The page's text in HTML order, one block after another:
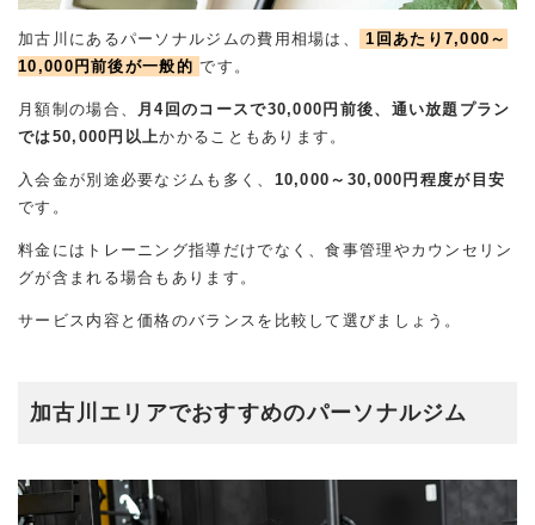
加古川にあるパーソナルジムの費用相場は、
1回あたり7,000～
10,000円前後が一般的 です。
月額制の場合、
月4回のコースで30,000円前後、通い放題プラン
では50,000円以上かかることもあります。
入会金が別途必要なジムも多く、 10,000～30,000円程度が目安
です。
料金にはトレーニング指導だけでなく、食事管理やカウンセリン
グが含まれる場合もあります。
サービス内容と価格のバランスを比較して選びましょう。
加古川エリアでおすすめのパーソナルジム